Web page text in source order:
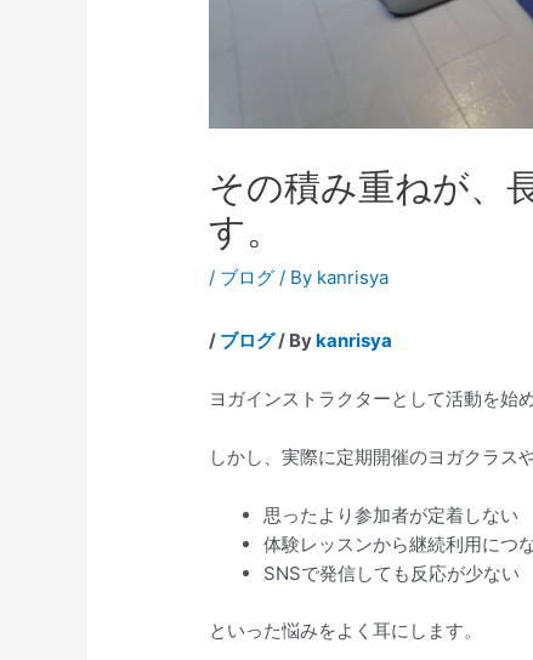
その積み重ねが、
す。
/ ブログ / By kanrisya
/ ブログ/ Bykanrisya
ヨガインストラクターとして活動を始
しかし、実際に定期開催のヨガクラス
思ったより参加者が定着しない
体験レッスンから継続利用につ
SNSで発信しても反応が少ない
といった悩みをよく耳にします。